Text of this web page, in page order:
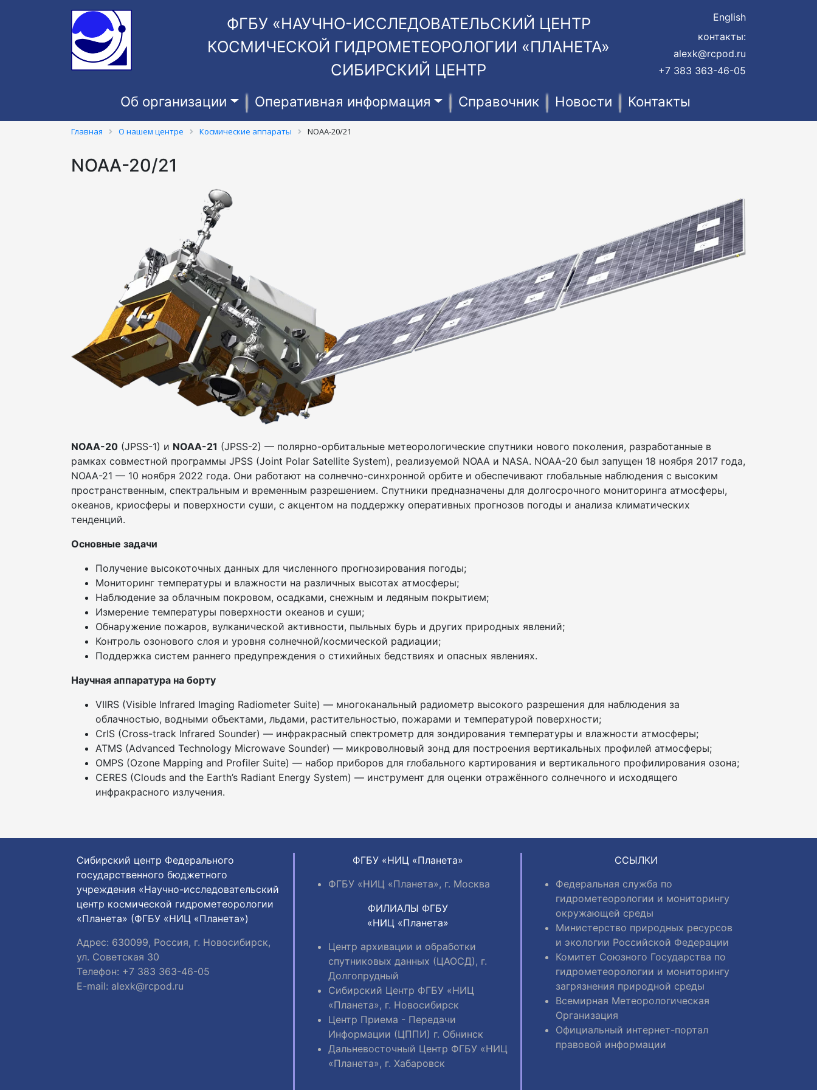
ФГБУ «НАУЧНО-ИССЛЕДОВАТЕЛЬСКИЙ ЦЕНТР
КОСМИЧЕСКОЙ ГИДРОМЕТЕОРОЛОГИИ «ПЛАНЕТА»
СИБИРСКИЙ ЦЕНТР
English
контакты:
alexk@rcpod.ru
+7 383 363-46-05
Об организации Оперативная информация Справочник Новости Контакты
Главная О нашем центре Космические аппараты NOAA-20/21
NOAA-20/21
NOAA-20 (JPSS-1) и NOAA-21 (JPSS-2) — полярно-орбитальные метеорологические спутники нового поколения, разработанные в
рамках совместной программы JPSS (Joint Polar Satellite System), реализуемой NOAA и NASA. NOAA-20 был запущен 18 ноября 2017 года,
NOAA-21 — 10 ноября 2022 года. Они работают на солнечно-синхронной орбите и обеспечивают глобальные наблюдения с высоким
пространственным, спектральным и временным разрешением. Спутники предназначены для долгосрочного мониторинга атмосферы,
океанов, криосферы и поверхности суши, с акцентом на поддержку оперативных прогнозов погоды и анализа климатических
тенденций.
Основные задачи
Получение высокоточных данных для численного прогнозирования погоды;
Мониторинг температуры и влажности на различных высотах атмосферы;
Наблюдение за облачным покровом, осадками, снежным и ледяным покрытием;
Измерение температуры поверхности океанов и суши;
Обнаружение пожаров, вулканической активности, пыльных бурь и других природных явлений;
Контроль озонового слоя и уровня солнечной/космической радиации;
Поддержка систем раннего предупреждения о стихийных бедствиях и опасных явлениях.
Научная аппаратура на борту
VIIRS (Visible Infrared Imaging Radiometer Suite) — многоканальный радиометр высокого разрешения для наблюдения за
облачностью, водными объектами, льдами, растительностью, пожарами и температурой поверхности;
CrIS (Cross-track Infrared Sounder) — инфракрасный спектрометр для зондирования температуры и влажности атмосферы;
ATMS (Advanced Technology Microwave Sounder) — микроволновый зонд для построения вертикальных профилей атмосферы;
OMPS (Ozone Mapping and Profiler Suite) — набор приборов для глобального картирования и вертикального профилирования озона;
CERES (Clouds and the Earth’s Radiant Energy System) — инструмент для оценки отражённого солнечного и исходящего
инфракрасного излучения.
Сибирский центр Федерального
государственного бюджетного
учреждения «Научно-исследовательский
центр космической гидрометеорологии
«Планета» (ФГБУ «НИЦ «Планета»)
Адрес: 630099, Россия, г. Новосибирск,
ул. Советская 30
Телефон: +7 383 363-46-05
E-mail: alexk@rcpod.ru
ФГБУ «НИЦ «Планета»
ФГБУ «НИЦ «Планета», г. Москва
ФИЛИАЛЫ ФГБУ
«НИЦ «Планета»
Центр архивации и обработки
спутниковых данных (ЦАОСД), г.
Долгопрудный
Сибирский Центр ФГБУ «НИЦ
«Планета», г. Новосибирск
Центр Приема - Передачи
Информации (ЦППИ) г. Обнинск
Дальневосточный Центр ФГБУ «НИЦ
«Планета», г. Хабаровск
ССЫЛКИ
Федеральная служба по
гидрометеорологии и мониторингу
окружающей среды
Министерство природных ресурсов
и экологии Российской Федерации
Комитет Союзного Государства по
гидрометеорологии и мониторингу
загрязнения природной среды
Всемирная Метеорологическая
Организация
Официальный интернет-портал
правовой информации